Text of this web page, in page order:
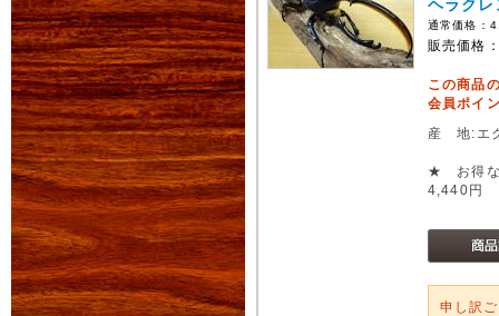
ヘラク
通常価格：
販売価格
この商品
会員ポイ
産 地:エ
★ お得
4,440円
申し訳